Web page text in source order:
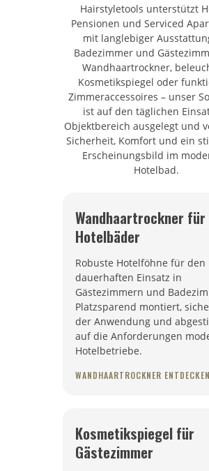
Hairstyletools unterstützt
Pensionen und Serviced
mit langlebiger
Badezimmer und
Wandhaartrockner,
Kosmetikspiegel oder
Zimmeraccessoires – unser
ist auf den täglichen
Objektbereich ausgelegt und
Sicherheit, Komfort und ein
Erscheinungsbild im
Hotelbad.
Wandhaartrockner für
Hotelbäder
Robuste Hotelföhne für den
dauerhaften Einsatz in
Gästezimmern und
Platzsparend montiert,
der Anwendung und
auf die Anforderungen
Hotelbetriebe.
WANDHAARTROCKNER ENTDECKEN
Kosmetikspiegel für
Gästezimmer